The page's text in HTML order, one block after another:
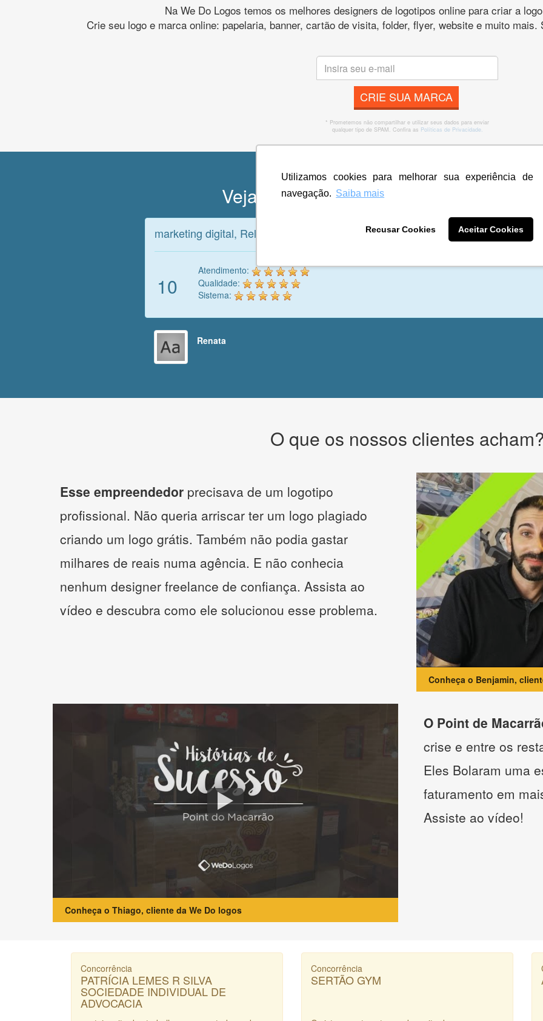
Utilizamos cookies para melhorar sua experiência de
navegação. Saiba mais
Recusar Cookies Aceitar Cookies
Na We Do Logos temos os melhores designers de logotipos online para criar a
Crie seu logo e marca online: papelaria, banner, cartão de visita, folder, flyer, website e muito
CRIE SUA MARCA
* Prometemos não compartilhar e utilizar seus dados para enviar
qualquer tipo de SPAM. Confira as Políticas de Privacidade.
Veja o que o cliente achou do nosso
marketing digital, Relações Públicas e comunicação
10
Atendimento:
Qualidade:
Sistema:
Renata
O que os nossos clientes
Esse empreendedor precisava de um logotipo
profissional. Não queria arriscar ter um logo plagiado
criando um logo grátis. Também não podia gastar
milhares de reais numa agência. E não conhecia
nenhum designer freelance de confiança. Assista ao
vídeo e descubra como ele solucionou esse problema.
Conheça o Benjamin,
Conheça o Thiago, cliente da We Do logos
O Point de
crise e entre os
Eles Bolaram uma
faturamento em
Assiste ao vídeo!
Concorrência
PATRÍCIA LEMES R SILVA
SOCIEDADE INDIVIDUAL DE
ADVOCACIA
Concorrência
SERTÃO GYM